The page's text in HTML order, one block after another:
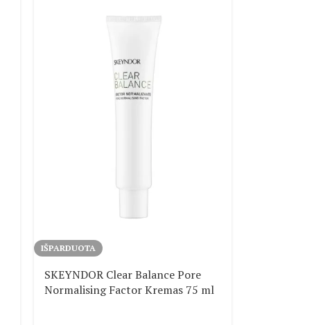
IŠPARDUOTA
SKEYNDOR Clear Balance Pore
Normalising Factor Kremas 75 ml